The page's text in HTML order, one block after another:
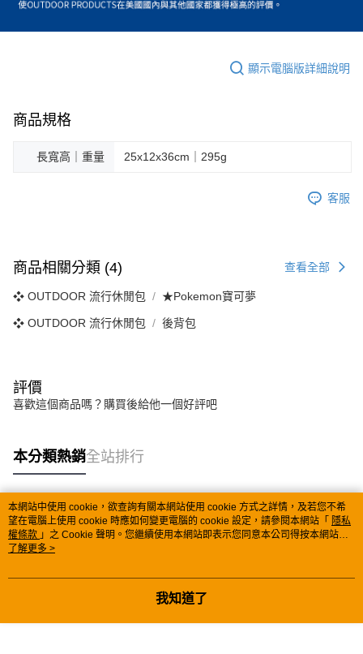
顯示電腦版詳細說明
商品規格
長寬高｜重量 25x12x36cm｜295g
客服
商品相關分類 (4) 查看全部
❖ OUTDOOR 流行休閒包 ★Pokemon寶可夢
❖ OUTDOOR 流行休閒包 後背包
評價
喜歡這個商品嗎？購買後給他一個好評吧
本分類熱銷全站排行
熱門標籤
本網站中使用 cookie，欲查詢有關本網站使用 cookie 方式之詳情，及若您不希
望在電腦上使用 cookie 時應如何變更電腦的 cookie 設定，請參閱本網站「 隱私
權條款 」之 Cookie 聲明。您繼續使用本網站即表示您同意本公司得按本網站使
用條款之 Cookie 聲明使用 cookie。
了解更多 >
我知道了